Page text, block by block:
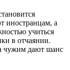
иностранцам, а
учиться
в отчаянии.
чужим дают шанс